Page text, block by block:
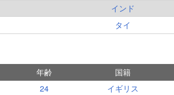
インド
タイ
年齢 国籍
24
イギリス